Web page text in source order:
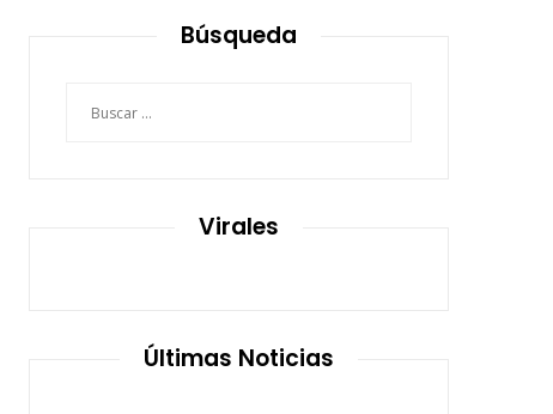
Búsqueda
Virales
Últimas Noticias